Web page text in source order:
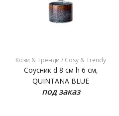
Кози & Тренди / Cosy & Trendy
Соусник d 8 см h 6 см,
QUINTANA BLUE
под заказ